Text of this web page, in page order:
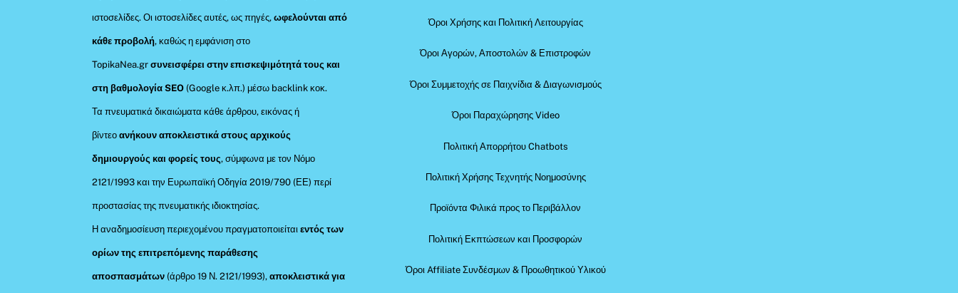
ιστοσελίδες. Οι ιστοσελίδες αυτές, ως πηγές,ωφελούνται από
κάθε προβολή, καθώς η εμφάνιση στο
TopikaNea.gr συνεισφέρει στην επισκεψιμότητά τους και
στη βαθμολογία SEO (Google κ.λπ.) μέσω backlink κοκ.
Τα πνευματικά δικαιώματα κάθε άρθρου, εικόνας ή
βίντεοανήκουν αποκλειστικά στους αρχικούς
δημιουργούς και φορείς τους, σύμφωνα με τον Νόμο
2121/1993 και την Ευρωπαϊκή Οδηγία 2019/790 (ΕΕ) περί
προστασίας της πνευματικής ιδιοκτησίας.
Η αναδημοσίευση περιεχομένου πραγματοποιείταιεντός των
ορίων της επιτρεπόμενης παράθεσης
αποσπασμάτων (άρθρο 19 Ν. 2121/1993), αποκλειστικά για
Όροι Χρήσης και Πολιτική Λειτουργίας
Όροι Αγορών, Αποστολών & Επιστροφών
Όροι Συμμετοχής σε Παιχνίδια & Διαγωνισμούς
Όροι Παραχώρησης Video
Πολιτική Απορρήτου Chatbots
Πολιτική Χρήσης Τεχνητής Νοημοσύνης
Προϊόντα Φιλικά προς το Περιβάλλον
Πολιτική Εκπτώσεων και Προσφορών
Όροι Affiliate Συνδέσμων & Προωθητικού Υλικού